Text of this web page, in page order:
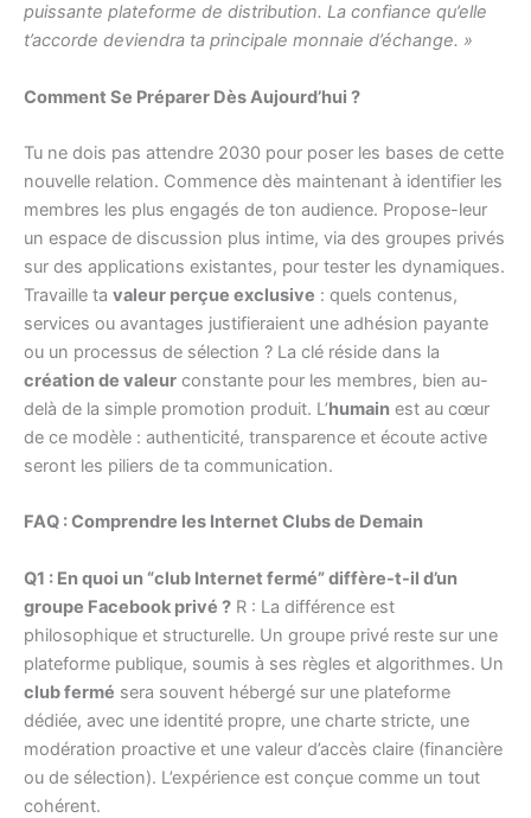
puissante plateforme de distribution. La confiance qu’elle
t’accorde deviendra ta principale monnaie d’échange. »
Comment Se Préparer Dès Aujourd’hui ?
Tu ne dois pas attendre 2030 pour poser les bases de cette
nouvelle relation. Commence dès maintenant à identifier les
membres les plus engagés de ton audience. Propose-leur
un espace de discussion plus intime, via des groupes privés
sur des applications existantes, pour tester les dynamiques.
Travaille ta valeur perçue exclusive : quels contenus,
services ou avantages justifieraient une adhésion payante
ou un processus de sélection ? La clé réside dans la
création de valeur constante pour les membres, bien au-
delà de la simple promotion produit. L’humain est au cœur
de ce modèle : authenticité, transparence et écoute active
seront les piliers de ta communication.
FAQ : Comprendre les Internet Clubs de Demain
Q1 : En quoi un “club Internet fermé” diffère-t-il d’un
groupe Facebook privé ? R : La différence est
philosophique et structurelle. Un groupe privé reste sur une
plateforme publique, soumis à ses règles et algorithmes. Un
club fermé sera souvent hébergé sur une plateforme
dédiée, avec une identité propre, une charte stricte, une
modération proactive et une valeur d’accès claire (financière
ou de sélection). L’expérience est conçue comme un tout
cohérent.